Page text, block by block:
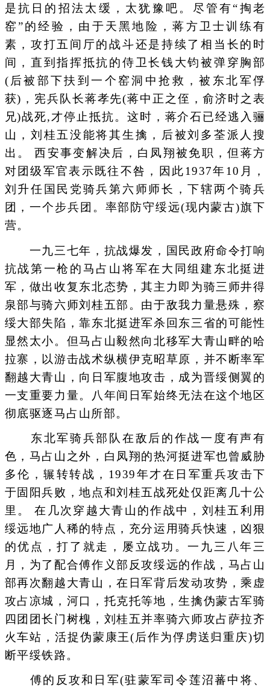
是抗日的招法太缓，太犹豫吧。尽管有“掏老
窑”的经验，由于天黑地险，蒋方卫士训练有
素，攻打五间厅的战斗还是持续了相当长的时
间，直到指挥抵抗的侍卫长钱大钧被弹穿胸部
(后被部下扶到一个窑洞中抢救，被东北军俘
获)，宪兵队长蒋孝先(蒋中正之侄，俞济时之表
兄)战死,才停止抵抗。这时，蒋介石已经逃入骊
山，刘桂五没能将其生擒，后被刘多荃派人搜
出。 西安事变解决后，白凤翔被免职，但蒋方
对团级军官表示既往不咎，因此1937年10月，
刘升任国民党骑兵第六师师长，下辖两个骑兵
团，一个步兵团。率部防守绥远(现内蒙古)旗下
营。
一九三七年，抗战爆发，国民政府命令打响
抗战第一枪的马占山将军在大同组建东北挺进
军，做出收复东北态势，其主力即为骑三师井得
泉部与骑六师刘桂五部。由于敌我力量悬殊，察
绥大部失陷，靠东北挺进军杀回东三省的可能性
显然太小。但马占山毅然向北移军大青山畔的哈
拉寨，以游击战术纵横伊克昭草原，并不断率军
翻越大青山，向日军腹地攻击，成为晋绥侧翼的
一支重要力量。八年间日军始终无法在这个地区
彻底驱逐马占山所部。
东北军骑兵部队在敌后的作战一度有声有
色，马占山之外，白凤翔的热河挺进军也曾威胁
多伦，辗转转战，1939年才在日军重兵攻击下
于固阳兵败，地点和刘桂五战死处仅距离几十公
里。 在几次穿越大青山的作战中，刘桂五利用
绥远地广人稀的特点，充分运用骑兵快速，凶狠
的优点，打了就走，屡立战功。一九三八年三
月，为了配合傅作义部反攻绥远的作战，马占山
部再次翻越大青山，在日军背后发动攻势，乘虚
攻占凉城，河口，托克托等地，生擒伪蒙古军骑
四团团长门树槐，刘桂五并率骑六师攻占萨拉齐
火车站，活捉伪蒙康王(后作为俘虏送归重庆)切
断平绥铁路。
傅的反攻和日军(驻蒙军司令莲沼蕃中将、